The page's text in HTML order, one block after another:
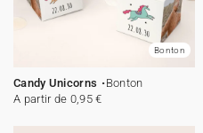
Bonton
Candy Unicorns
Bonton
A partir de 0,95 €